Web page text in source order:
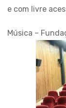
e com livre
Música –